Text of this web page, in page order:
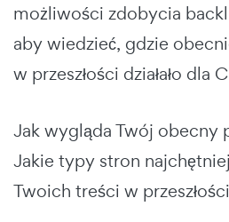
możliwości zdobycia
aby wiedzieć, gdzie
w przeszłości działało dla
Jak wygląda Twój obecny
Jakie typy stron
Twoich treści w